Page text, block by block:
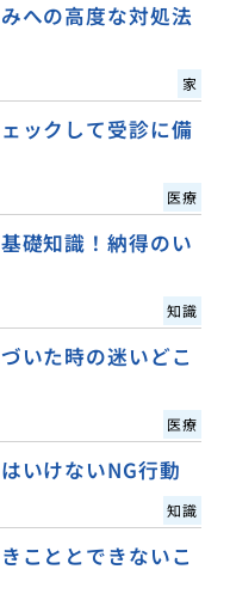
への高度な対処法
家
ックして受診に備
医療
礎知識！納得のい
知識
いた時の迷いどこ
医療
いけないNG行動
知識
こととできないこ